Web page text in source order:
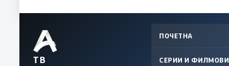
ТВ
ПОЧЕТНА
СЕРИИ И ФИЛМОВИ